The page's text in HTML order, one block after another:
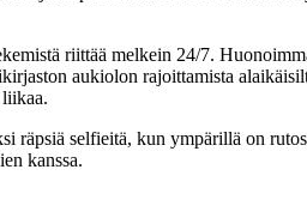
riittää melkein 24/7.
aukiolon rajoittamista
räpsiä selfieitä, kun ympärillä on
kanssa.